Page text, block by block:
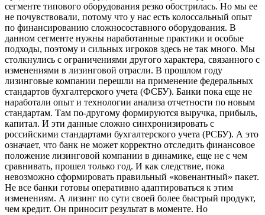
сегменте типового оборудования резко обострилась. Но мы ее
не почувствовали, потому что у нас есть колоссальный опыт
по финансированию сложносоставного оборудования. В
данном сегменте нужны наработанные практики и особые
подходы, поэтому и сильных игроков здесь не так много. Мы
столкнулись с ограничениями другого характера, связанного с
изменениями в лизинговой отрасли. В прошлом году
лизинговые компании перешли на применение федеральных
стандартов бухгалтерского учета (ФСБУ). Банки пока еще не
наработали опыт и технологии анализа отчетности по новым
стандартам. Там по-другому формируются выручка, прибыль,
капитал. И эти данные сложно синхронизировать с
российскими стандартами бухгалтерского учета (РСБУ). А это
означает, что банк не может корректно отследить финансовое
положение лизинговой компании в динамике, еще не с чем
сравнивать, прошел только год. И как следствие, пока
невозможно сформировать правильный «ковенантный» пакет.
Не все банки готовы оперативно адаптироваться к этим
изменениям. А лизинг по сути своей более быстрый продукт,
чем кредит. Он приносит результат в моменте. Но